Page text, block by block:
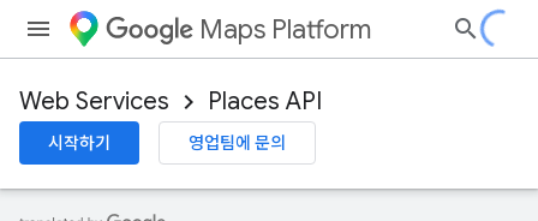
Maps Platform
Web Services Places API
시작하기 영업팀에 문의